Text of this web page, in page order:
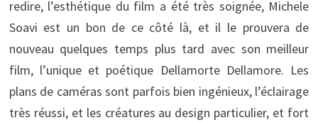
redire, l’esthétique du film a été très soignée, Michele
Soavi est un bon de ce côté là, et il le prouvera de
nouveau quelques temps plus tard avec son meilleur
film, l’unique et poétique Dellamorte Dellamore. Les
plans de caméras sont parfois bien ingénieux, l’éclairage
très réussi, et les créatures au design particulier, et fort